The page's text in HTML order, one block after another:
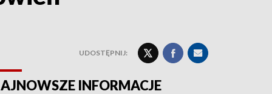
UDOSTĘPNIJ:
INFORMACJE